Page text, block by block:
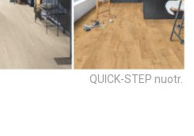
QUICK-STEP nuotr.